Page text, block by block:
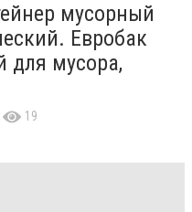
мусорный
Евробак
для мусора,
19